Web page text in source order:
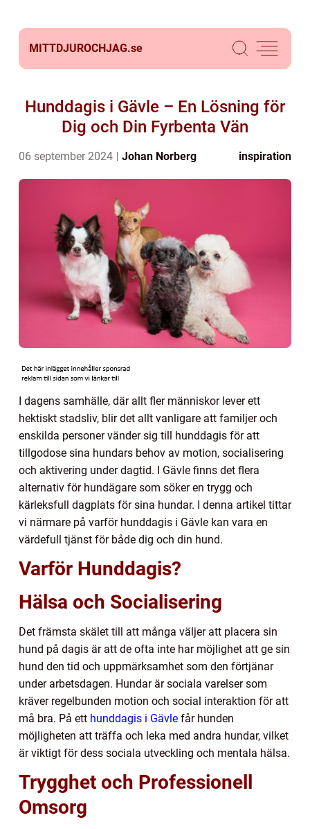
MITTDJUROCHJAG.se
Hunddagis i Gävle – En Lösning för
Dig och Din Fyrbenta Vän
06 september 2024 Johan Norberg inspiration
I dagens samhälle, där allt fler människor lever ett
hektiskt stadsliv, blir det allt vanligare att familjer och
enskilda personer vänder sig till hunddagis för att
tillgodose sina hundars behov av motion, socialisering
och aktivering under dagtid. I Gävle finns det flera
alternativ för hundägare som söker en trygg och
kärleksfull dagplats för sina hundar. I denna artikel tittar
vi närmare på varför hunddagis i Gävle kan vara en
värdefull tjänst för både dig och din hund.
Varför Hunddagis?
Hälsa och Socialisering
Det främsta skälet till att många väljer att placera sin
hund på dagis är att de ofta inte har möjlighet att ge sin
hund den tid och uppmärksamhet som den förtjänar
under arbetsdagen. Hundar är sociala varelser som
kräver regelbunden motion och social interaktion för att
må bra. På ett hunddagis i Gävle får hunden
möjligheten att träffa och leka med andra hundar, vilket
är viktigt för dess sociala utveckling och mentala hälsa.
Trygghet och Professionell
Omsorg